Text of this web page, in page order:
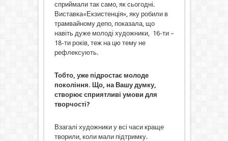
сприймали так само, як сьогодні.
Виставка«Екзистенція», яку робили в
трамвайному депо, показала, що
навіть дуже молоді художники, 16-ти –
18-ти років, теж на цю тему не
рефлексують.
Тобто, уже підростає молоде
покоління. Що, на Вашу думку,
створює сприятливі умови для
творчості?
Взагалі художники у всі часи краще
творили, коли мали підтримку.